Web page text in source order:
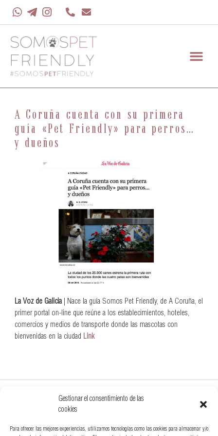
Gestionar el consentimiento de las
cookies
Para ofrecer las mejores experiencias, utilizamos tecnologías como las cookies para almacenar y/o
A Coruña cuenta con su primera
guía «Pet Friendly» para perros…
y dueños
La Voz de Galicia| Nace la guía Somos Pet Friendly, de A Coruña, el
primer portal on-line que reúne a los establecimientos, hoteles,
comercios y medios de transporte donde las mascotas con
bienvenidas en la ciudad Link